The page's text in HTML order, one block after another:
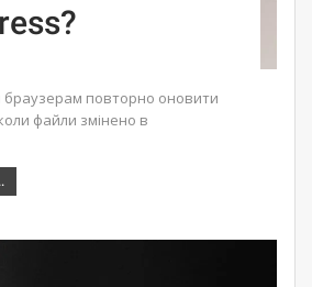
браузерам повторно оновити
файли змінено в